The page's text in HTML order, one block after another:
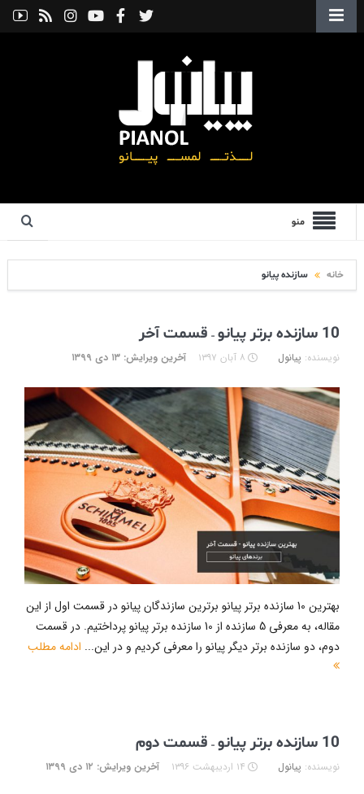
منو
خانه سازنده پیانو
10 سازنده برتر پیانو – قسمت آخر
نویسنده: پیانول ۸ آبان ۱۳۹۷ آخرین ویرایش: ۱۳ دی ۱۳۹۹
بهترین 10 سازنده برتر پیانو برترین سازندگان پیانو در قسمت اول از این
مقاله، به معرفی 5 سازنده از 10 سازنده برتر پیانو پرداختیم. در قسمت
دوم، دو سازنده برتر دیگر پیانو را معرفی کردیم و در این... ادامه مطلب
10 سازنده برتر پیانو – قسمت دوم
نویسنده: پیانول ۱۴ اردیبهشت ۱۳۹۶ آخرین ویرایش: ۱۲ دی ۱۳۹۹